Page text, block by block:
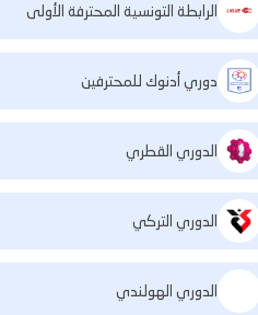
الرابطة التونسية المحترفة الأولى
دوري أدنوك للمحترفين
الدوري القطري
الدوري التركي
الدوري الهولندي